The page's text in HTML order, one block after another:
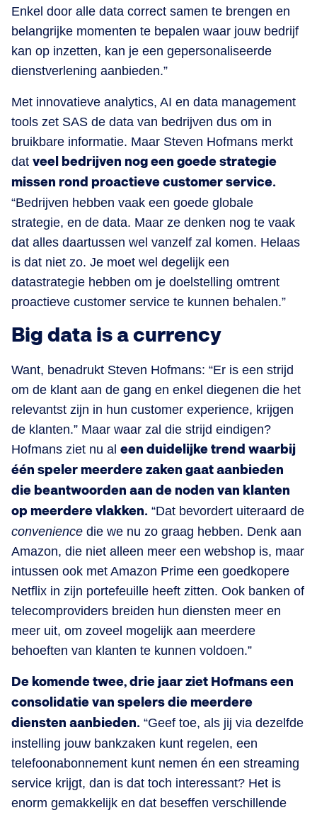
Enkel door alle data correct samen te brengen en
belangrijke momenten te bepalen waar jouw bedrijf
kan op inzetten, kan je een gepersonaliseerde
dienstverlening aanbieden.”
Met innovatieve analytics, AI en data management
tools zet SAS de data van bedrijven dus om in
bruikbare informatie. Maar Steven Hofmans merkt
dat veel bedrijven nog een goede strategie
missen rond proactieve customer service.
“Bedrijven hebben vaak een goede globale
strategie, en de data. Maar ze denken nog te vaak
dat alles daartussen wel vanzelf zal komen. Helaas
is dat niet zo. Je moet wel degelijk een
datastrategie hebben om je doelstelling omtrent
proactieve customer service te kunnen behalen.”
Big data is a currency
Want, benadrukt Steven Hofmans: “Er is een strijd
om de klant aan de gang en enkel diegenen die het
relevantst zijn in hun customer experience, krijgen
de klanten.” Maar waar zal die strijd eindigen?
Hofmans ziet nu al een duidelijke trend waarbij
één speler meerdere zaken gaat aanbieden
die beantwoorden aan de noden van klanten
op meerdere vlakken. “Dat bevordert uiteraard de
convenience die we nu zo graag hebben. Denk aan
Amazon, die niet alleen meer een webshop is, maar
intussen ook met Amazon Prime een goedkopere
Netflix in zijn portefeuille heeft zitten. Ook banken of
telecomproviders breiden hun diensten meer en
meer uit, om zoveel mogelijk aan meerdere
behoeften van klanten te kunnen voldoen.”
De komende twee, drie jaar ziet Hofmans een
consolidatie van spelers die meerdere
diensten aanbieden. “Geef toe, als jij via dezelfde
instelling jouw bankzaken kunt regelen, een
telefoonabonnement kunt nemen én een streaming
service krijgt, dan is dat toch interessant? Het is
enorm gemakkelijk en dat beseffen verschillende